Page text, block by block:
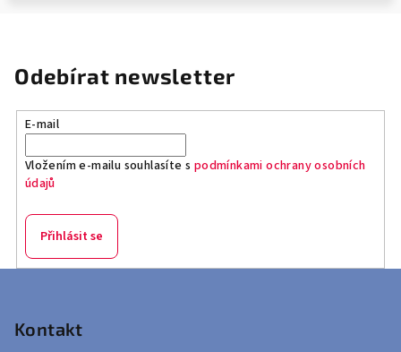
Odebírat newsletter
E-mail
Vložením e-mailu souhlasíte s podmínkami ochrany osobních
údajů
Přihlásit se
Kontakt